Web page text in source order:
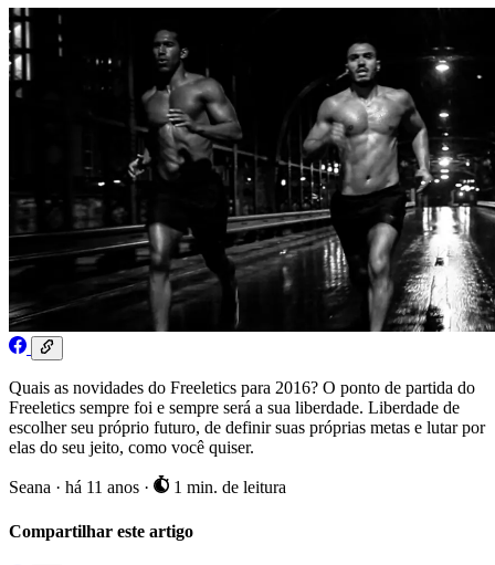
Quais as novidades do Freeletics para 2016? O ponto de partida do
Freeletics sempre foi e sempre será a sua liberdade. Liberdade de
escolher seu próprio futuro, de definir suas próprias metas e lutar por
elas do seu jeito, como você quiser.
Seana · há 11 anos · 1 min. de leitura
Compartilhar este artigo